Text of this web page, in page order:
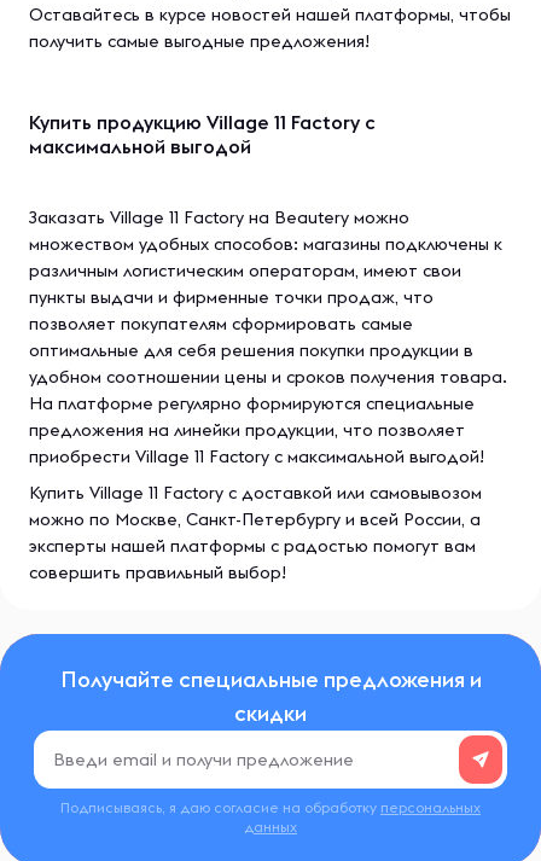
Оставайтесь в курсе новостей нашей платформы, чтобы
получить самые выгодные предложения!
Купить продукцию Village 11 Factory с
максимальной выгодой
Заказать Village 11 Factory на Beautery можно
множеством удобных способов: магазины подключены к
различным логистическим операторам, имеют свои
пункты выдачи и фирменные точки продаж, что
позволяет покупателям сформировать самые
оптимальные для себя решения покупки продукции в
удобном соотношении цены и сроков получения товара.
На платформе регулярно формируются специальные
предложения на линейки продукции, что позволяет
приобрести Village 11 Factory с максимальной выгодой!
Купить Village 11 Factory с доставкой или самовывозом
можно по Москве, Санкт-Петербургу и всей России, а
эксперты нашей платформы с радостью помогут вам
совершить правильный выбор!
Получайте специальные предложения и
скидки
Подписываясь, я даю согласие на обработку персональных
данных